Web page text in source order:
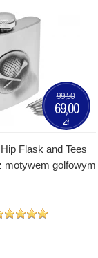
Flask and Tees
motywem golfowym
99,50
69,00
zł